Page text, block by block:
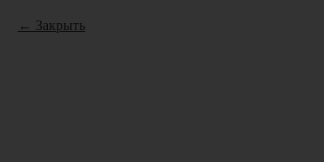
Закрыть